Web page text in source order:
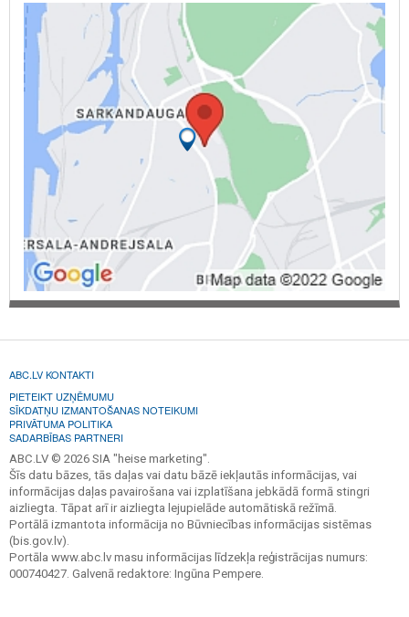
ABC.LV KONTAKTI
PIETEIKT UZŅĒMUMU
SĪKDATŅU IZMANTOŠANAS NOTEIKUMI
PRIVĀTUMA POLITIKA
SADARBĪBAS PARTNERI
ABC.LV © 2026 SIA "heise marketing".
Šīs datu bāzes, tās daļas vai datu bāzē iekļautās informācijas, vai
informācijas daļas pavairošana vai izplatīšana jebkādā formā stingri
aizliegta. Tāpat arī ir aizliegta lejupielāde automātiskā režīmā.
Portālā izmantota informācija no Būvniecības informācijas sistēmas
(bis.gov.lv).
Portāla www.abc.lv masu informācijas līdzekļa reģistrācijas numurs:
000740427. Galvenā redaktore: Ingūna Pempere.